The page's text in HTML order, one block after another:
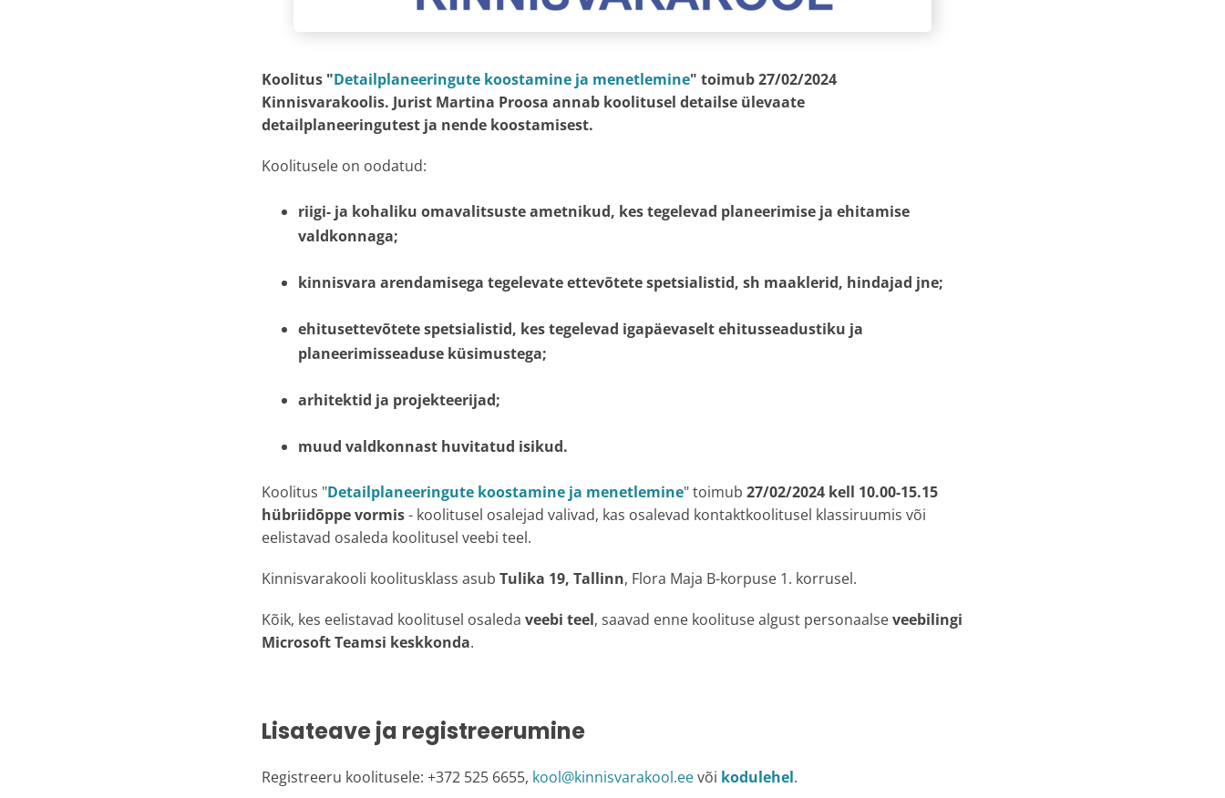
Koolitus "Detailplaneeringute koostamine ja menetlemine" toimub 27/02/2024
Kinnisvarakoolis. Jurist Martina Proosa annab koolitusel detailse ülevaate
detailplaneeringutest ja nende koostamisest.
Koolitusele on oodatud:
riigi- ja kohaliku omavalitsuste ametnikud, kes tegelevad planeerimise ja ehitamise
valdkonnaga;
kinnisvara arendamisega tegelevate ettevõtete spetsialistid, sh maaklerid, hindajad jne;
ehitusettevõtete spetsialistid, kes tegelevad igapäevaselt ehitusseadustiku ja
planeerimisseaduse küsimustega;
arhitektid ja projekteerijad;
muud valdkonnast huvitatud isikud.
Koolitus "Detailplaneeringute koostamine ja menetlemine" toimub 27/02/2024 kell 10.00-15.15
hübriidõppe vormis- koolitusel osalejad valivad, kas osalevad kontaktkoolitusel klassiruumis või
eelistavad osaleda koolitusel veebi teel.
Kinnisvarakooli koolitusklass asub Tulika 19, Tallinn, Flora Maja B-korpuse 1. korrusel.
Kõik, kes eelistavad koolitusel osaleda veebi teel, saavad enne koolituse algust personaalseveebilingi
Microsoft Teamsi keskkonda.
Lisateave ja registreerumine
Registreeru koolitusele: +372 525 6655, kool@kinnisvarakool.eevõi kodulehel.